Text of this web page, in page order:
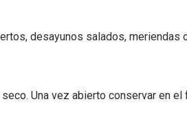
desayunos salados, meriendas
Una vez abierto conservar en